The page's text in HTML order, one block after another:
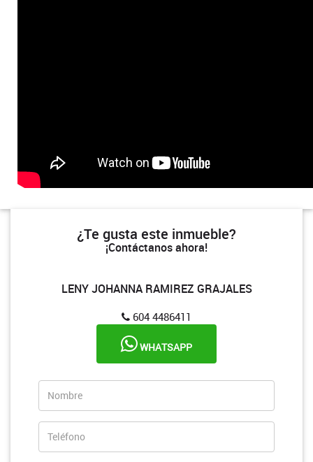
¿Te gusta este inmueble?
¡Contáctanos ahora!
LENY JOHANNA RAMIREZ GRAJALES
604 4486411
WHATSAPP